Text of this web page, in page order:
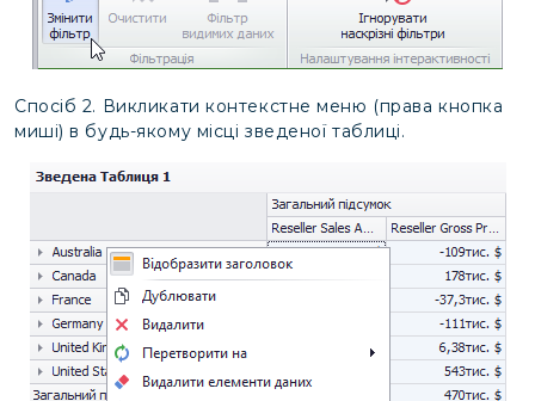
Спосіб 2. Викликати контекстне меню (права кнопка
миші) в будь-якому місці зведеної таблиці.